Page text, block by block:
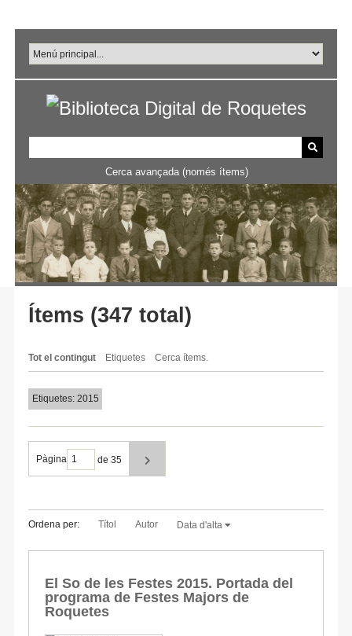
principal
Cerca avançada (només ítems)
Ítems (347 total)
Tot el contingut Etiquetes Cerca ítems.
Etiquetes: 2015
Pàgina de 35
Ordena per: Títol Autor Data d'alta
El So de les Festes 2015. Portada del
programa de Festes Majors de
Roquetes